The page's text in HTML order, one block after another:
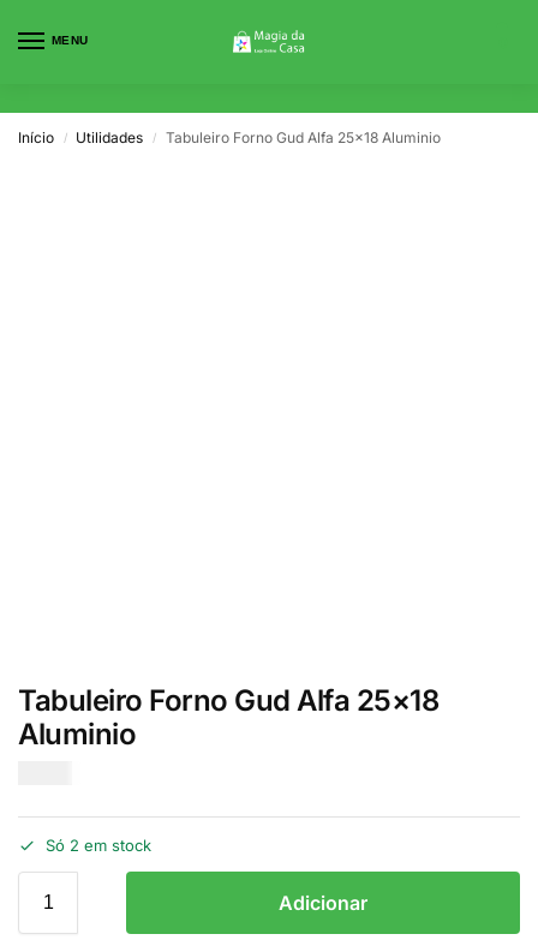
MENU
Início / Utilidades / Tabuleiro Forno Gud Alfa 25×18 Aluminio
Tabuleiro Forno Gud Alfa 25×18
Aluminio
Só 2 em stock
Adicionar